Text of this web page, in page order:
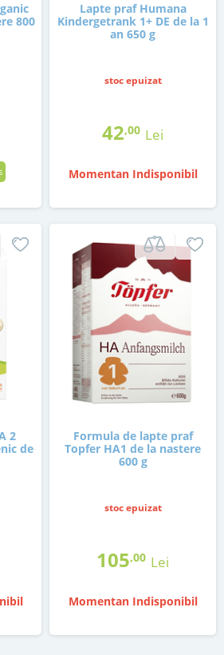
800
Lapte praf Humana
Kindergetrank 1+ DE de la 1
an 650 g
stoc epuizat
42,00 Lei
Momentan Indisponibil
2
de
Formula de lapte praf
Topfer HA1 de la nastere
600 g
stoc epuizat
105,00 Lei
Momentan Indisponibil